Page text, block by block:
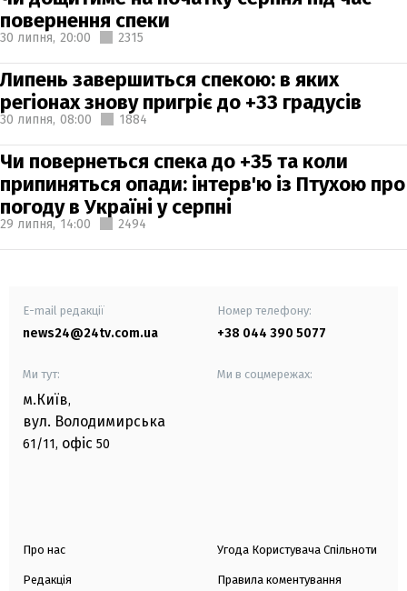
повернення спеки
30 липня, 20:00 2315
Липень завершиться спекою: в яких
регіонах знову пригріє до +33 градусів
30 липня, 08:00 1884
Чи повернеться спека до +35 та коли
припиняться опади: інтерв'ю із Птухою про
погоду в Україні у серпні
29 липня, 14:00 2494
E-mail редакції
news24@24tv.com.ua
Номер телефону:
+38 044 390 5077
Ми тут:
м.Київ,
вул. Володимирська
61/11, офіс 50
Ми в соцмережах:
Про нас
Редакція
Угода Користувача Спільноти
Правила коментування